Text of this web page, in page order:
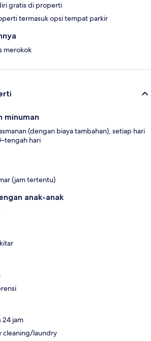
gratis di properti
termasuk opsi tempat parkir
merokok
minuman
(dengan biaya tambahan), setiap hari
hari
(jam tertentu)
anak-anak
24 jam
cleaning/laundry